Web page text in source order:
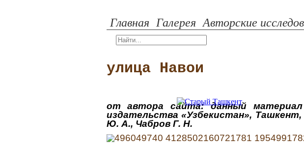
Главная Галерея Авторские
улица Навои
от автора сайта: данный
издательства «Узбекистан»,
Ю. А., Чабров Г. Н.